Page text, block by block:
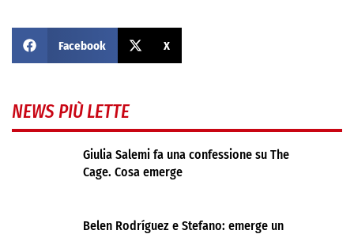
Facebook X
NEWS PIÙ LETTE
Giulia Salemi fa una confessione su The
Cage. Cosa emerge
Belen Rodríguez e Stefano: emerge un